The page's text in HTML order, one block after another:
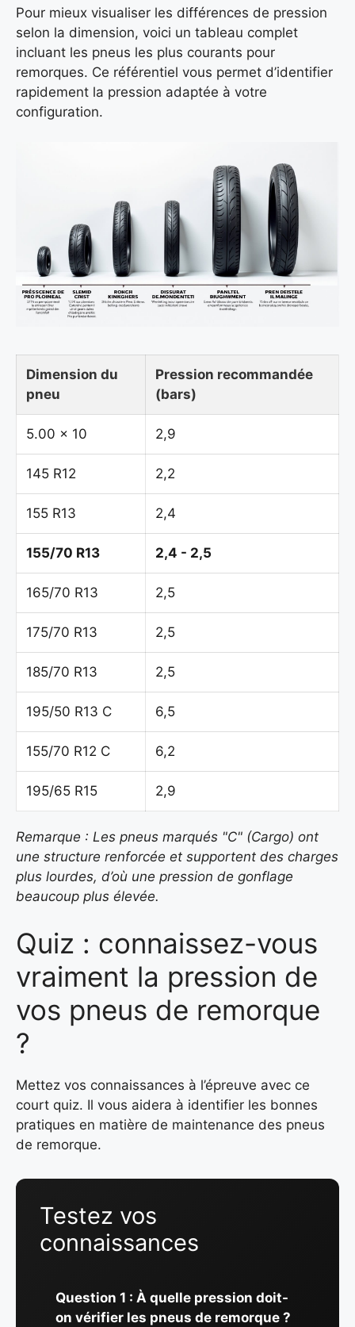
Pour mieux visualiser les différences de pression
selon la dimension, voici un tableau complet
incluant les pneus les plus courants pour
remorques. Ce référentiel vous permet d’identifier
rapidement la pression adaptée à votre
configuration.
Dimension du
pneu
Pression recommandée
(bars)
5.00 x 10 2,9
145 R12 2,2
155 R13 2,4
155/70 R13 2,4 - 2,5
165/70 R13 2,5
175/70 R13 2,5
185/70 R13 2,5
195/50 R13 C 6,5
155/70 R12 C 6,2
195/65 R15 2,9
Remarque : Les pneus marqués "C" (Cargo) ont
une structure renforcée et supportent des charges
plus lourdes, d’où une pression de gonflage
beaucoup plus élevée.
Quiz : connaissez-vous
vraiment la pression de
vos pneus de remorque
?
Mettez vos connaissances à l’épreuve avec ce
court quiz. Il vous aidera à identifier les bonnes
pratiques en matière de maintenance des pneus
de remorque.
Testez vos
connaissances
Question 1 : À quelle pression doit-
on vérifier les pneus de remorque ?